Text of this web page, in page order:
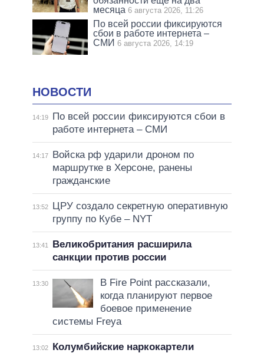
месяца 6 августа 2026, 11:26
По всей россии фиксируются
сбои в работе интернета –
СМИ 6 августа 2026, 14:19
НОВОСТИ
14:19
По всей россии фиксируются сбои в
работе интернета – СМИ
14:17
Войска рф ударили дроном по
маршрутке в Херсоне, ранены
гражданские
13:52
ЦРУ создало секретную оперативную
группу по Кубе – NYT
13:41
Великобритания расширила
санкции против россии
13:30
В Fire Point рассказали,
когда планируют первое
боевое применение
системы Freya
13:02
Колумбийские наркокартели